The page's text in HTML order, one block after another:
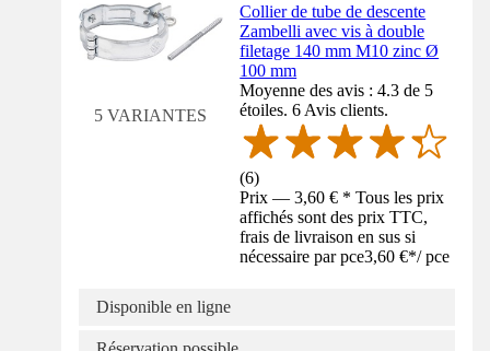
5 VARIANTES
Collier de tube de descente
Zambelli avec vis à double
filetage 140 mm M10 zinc Ø
100 mm
Moyenne des avis : 4.3 de 5
étoiles. 6 Avis clients.
(6)
Prix — 3,60 € * Tous les prix
affichés sont des prix TTC,
frais de livraison en sus si
nécessaire par pce3,60 €*/ pce
Disponible en ligne